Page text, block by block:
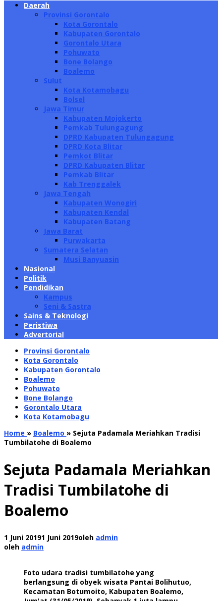
Daerah
Provinsi Gorontalo
Kota Gorontalo
Kabupaten Gorontalo
Gorontalo Utara
Pohuwato
Bone Bolango
Boalemo
Sulut
Kota Kotamobagu
Bolsel
Jawa Timur
Kabupaten Mojokerto
Pemkab Tulungagung
DPRD Kabupaten Tulungagung
DPRD Kota Blitar
Pemkot Blitar
DPRD Kabupaten Blitar
Pemkab Blitar
Kab Trenggalek
Jawa Tengah
Kabupaten Wonogiri
Kabupaten Kendal
Kabupaten Batang
Jawa Barat
Purwakarta
Sumatera Selatan
Musi Banyuasin
Nasional
Politik
Pendidikan
Kampus
Seni & Sastra
Sains & Teknologi
Peristiwa
Advertorial
Provinsi Gorontalo
Kota Gorontalo
Kabupaten Gorontalo
Boalemo
Pohuwato
Bone Bolango
Gorontalo Utara
Kota Kotamobagu
Home » Boalemo » Sejuta Padamala Meriahkan Tradisi
Tumbilatohe di Boalemo
Sejuta Padamala Meriahkan
Tradisi Tumbilatohe di
Boalemo
1 Juni 20191 Juni 2019oleh admin
oleh admin
Foto udara tradisi tumbilatohe yang
berlangsung di obyek wisata Pantai Bolihutuo,
Kecamatan Botumoito, Kabupaten Boalemo,